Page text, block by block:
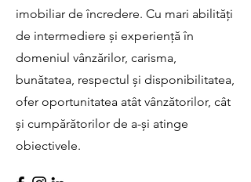
imobiliar de încredere. Cu mari abilități
de intermediere și experiență în
domeniul vânzărilor, carisma,
bunătatea, respectul și disponibilitatea,
ofer oportunitatea atât vânzătorilor, cât
și cumpărătorilor de a-și atinge
obiectivele.